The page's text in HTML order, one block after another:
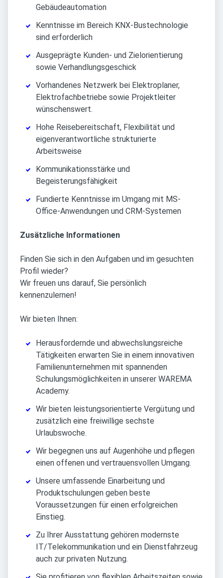
Gebäudeautomation
Kenntnisse im Bereich KNX-Bustechnologie
sind erforderlich
Ausgeprägte Kunden- und Zielorientierung
sowie Verhandlungsgeschick
Vorhandenes Netzwerk bei Elektroplaner,
Elektrofachbetriebe sowie Projektleiter
wünschenswert.
Hohe Reisebereitschaft, Flexibilität und
eigenverantwortliche strukturierte
Arbeitsweise
Kommunikationsstärke und
Begeisterungsfähigkeit
Fundierte Kenntnisse im Umgang mit MS-
Office-Anwendungen und CRM-Systemen
Zusätzliche Informationen
Finden Sie sich in den Aufgaben und im gesuchten
Profil wieder?
Wir freuen uns darauf, Sie persönlich
kennenzulernen!
Wir bieten Ihnen:
Herausfordernde und abwechslungsreiche
Tätigkeiten erwarten Sie in einem innovativen
Familienunternehmen mit spannenden
Schulungsmöglichkeiten in unserer WAREMA
Academy.
Wir bieten leistungsorientierte Vergütung und
zusätzlich eine freiwillige sechste
Urlaubswoche.
Wir begegnen uns auf Augenhöhe und pflegen
einen offenen und vertrauensvollen Umgang.
Unsere umfassende Einarbeitung und
Produktschulungen geben beste
Voraussetzungen für einen erfolgreichen
Einstieg.
Zu Ihrer Ausstattung gehören modernste
IT/Telekommunikation und ein Dienstfahrzeug
auch zur privaten Nutzung.